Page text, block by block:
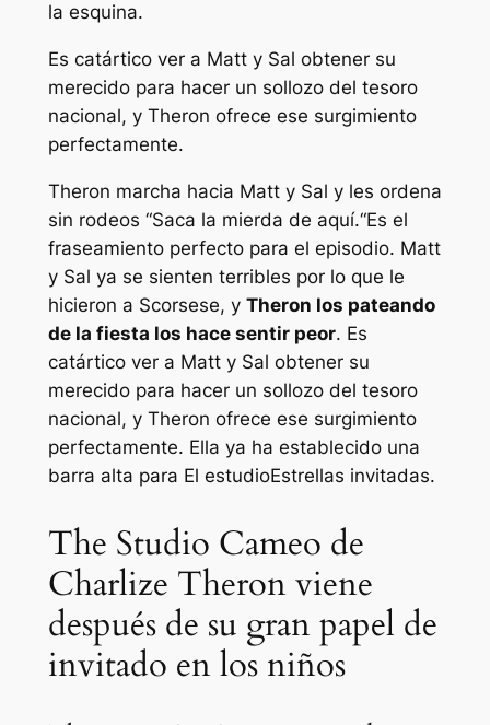
la esquina.
Es catártico ver a Matt y Sal obtener su
merecido para hacer un sollozo del tesoro
nacional, y Theron ofrece ese surgimiento
perfectamente.
Theron marcha hacia Matt y Sal y les ordena
sin rodeos “Saca la mierda de aquí.“Es el
fraseamiento perfecto para el episodio. Matt
y Sal ya se sienten terribles por lo que le
hicieron a Scorsese, y Theron los pateando
de la fiesta los hace sentir peor. Es
catártico ver a Matt y Sal obtener su
merecido para hacer un sollozo del tesoro
nacional, y Theron ofrece ese surgimiento
perfectamente. Ella ya ha establecido una
barra alta para El estudioEstrellas invitadas.
The Studio Cameo de
Charlize Theron viene
después de su gran papel de
invitado en los niños